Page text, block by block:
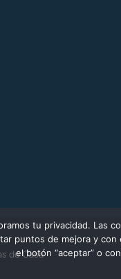
de Casa
tu privacidad. Las
puntos de mejora y
el botón “aceptar” o